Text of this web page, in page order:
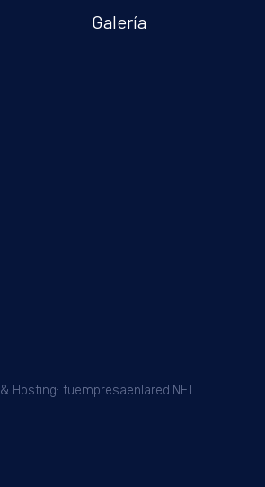
Galería
& Hosting: tuempresaenlared.NET